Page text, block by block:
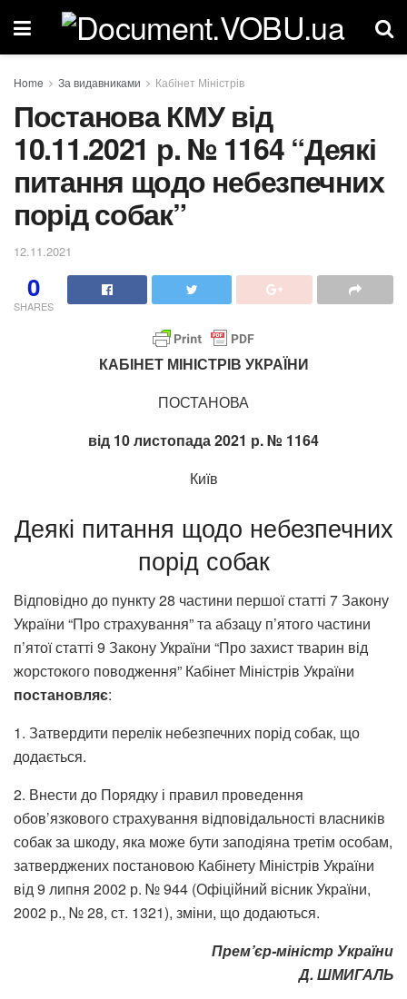
Home За видавниками Кабінет Міністрів
Постанова КМУ від
10.11.2021 р. № 1164 “Деякі
питання щодо небезпечних
порід собак”
12.11.2021
0
SHARES
КАБІНЕТ МІНІСТРІВ УКРАЇНИ
ПОСТАНОВА
від 10 листопада 2021 р. № 1164
Київ
Деякі питання щодо небезпечних
порід собак
Відповідно до пункту 28 частини першої статті 7 Закону
України “Про страхування” та абзацу п’ятого частини
п’ятої статті 9 Закону України “Про захист тварин від
жорстокого поводження” Кабінет Міністрів України
постановляє:
1. Затвердити перелік небезпечних порід собак, що
додається.
2. Внести до Порядку і правил проведення
обов’язкового страхування відповідальності власників
собак за шкоду, яка може бути заподіяна третім особам,
затверджених постановою Кабінету Міністрів України
від 9 липня 2002 р. № 944 (Офіційний вісник України,
2002 р., № 28, ст. 1321), зміни, що додаються.
Прем’єр-міністр України
Д. ШМИГАЛЬ